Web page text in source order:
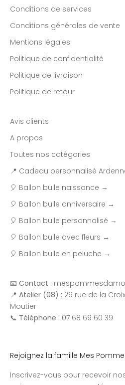
Conditions de services
Conditions générales de vente
Mentions légales
Politique de confidentialité
Politique de livraison
Politique de retour
Avis clients
A propos
Toutes nos catégories
📍 Cadeau personnalisé
🎈 Ballon bulle naissance →
🎈 Ballon bulle anniversaire →
🎈 Ballon bulle personnalisé →
🎈 Ballon bulle avec fleurs →
🎈 Ballon bulle en peluche →
📧 Contact :
📍 Atelier (08) : 29 rue de la
Moutier
📞 Téléphone : 07 68 69 60 39
Rejoignez la famille Mes
Inscrivez-vous pour recevoir